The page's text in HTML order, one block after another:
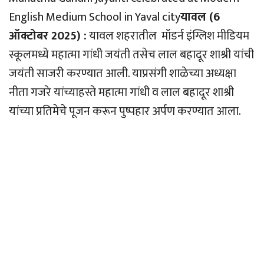
English Medium School in Yaval cityयावल (6
ऑक्टोबर 2025) :यावल शहरातील मॉडर्न इंग्लिश मीडियम
स्कूलमध्ये महात्मा गांधी जयंती तसेच लाल बहादूर शाश्री यांची
जयंती साजरी करण्यात आली. याप्रसंगी शाळेच्या अध्यक्षा
नीता गजरे यांच्याहस्ते महात्मा गांधी व लाल बहादूर शाश्री
यांच्या प्रतिमेचे पूजन करून पुष्पहार अर्पण करण्यात आला.